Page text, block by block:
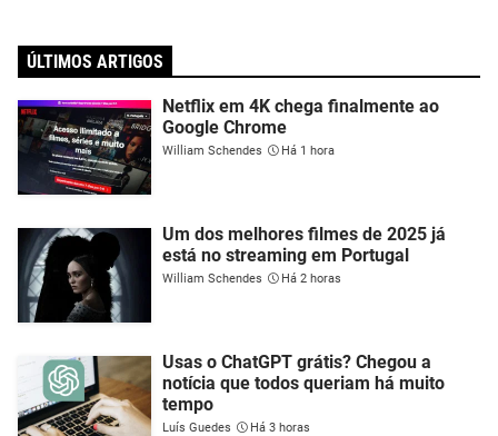
ÚLTIMOS ARTIGOS
Netflix em 4K chega finalmente ao
Google Chrome
William Schendes Há 1 hora
Um dos melhores filmes de 2025 já
está no streaming em Portugal
William Schendes Há 2 horas
Usas o ChatGPT grátis? Chegou a
notícia que todos queriam há muito
tempo
Luís Guedes Há 3 horas